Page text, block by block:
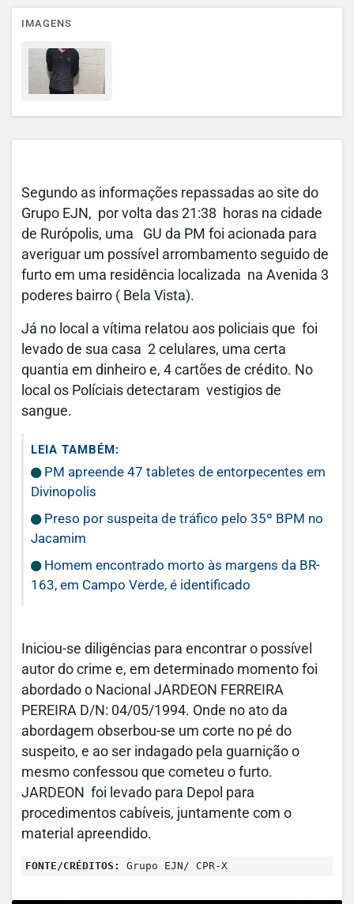
IMAGENS
Segundo as informações repassadas ao site do
Grupo EJN, por volta das 21:38 horas na cidade
de Rurópolis, uma GU da PM foi acionada para
averiguar um possível arrombamento seguido de
furto em uma residência localizada na Avenida 3
poderes bairro ( Bela Vista).
Já no local a vítima relatou aos policiais que foi
levado de sua casa 2 celulares, uma certa
quantia em dinheiro e, 4 cartões de crédito. No
local os Políciais detectaram vestigios de
sangue.
LEIA TAMBÉM:
PM apreende 47 tabletes de entorpecentes em
Divinopolis
Preso por suspeita de tráfico pelo 35º BPM no
Jacamim
Homem encontrado morto às margens da BR-
163, em Campo Verde, é identificado
Iniciou-se diligências para encontrar o possível
autor do crime e, em determinado momento foi
abordado o Nacional JARDEON FERREIRA
PEREIRA D/N: 04/05/1994. Onde no ato da
abordagem obserbou-se um corte no pé do
suspeito, e ao ser indagado pela guarnição o
mesmo confessou que cometeu o furto.
JARDEON foi levado para Depol para
procedimentos cabíveis, juntamente com o
material apreendido.
FONTE/CRÉDITOS: Grupo EJN/ CPR-X